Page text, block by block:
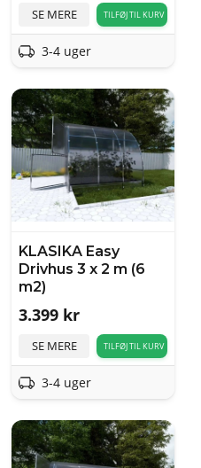
SE MERE TILFØJ TIL KURV
3-4 uger
KLASIKA Easy
Drivhus 3 x 2 m (6
m2)
3.399 kr
SE MERE TILFØJ TIL KURV
3-4 uger